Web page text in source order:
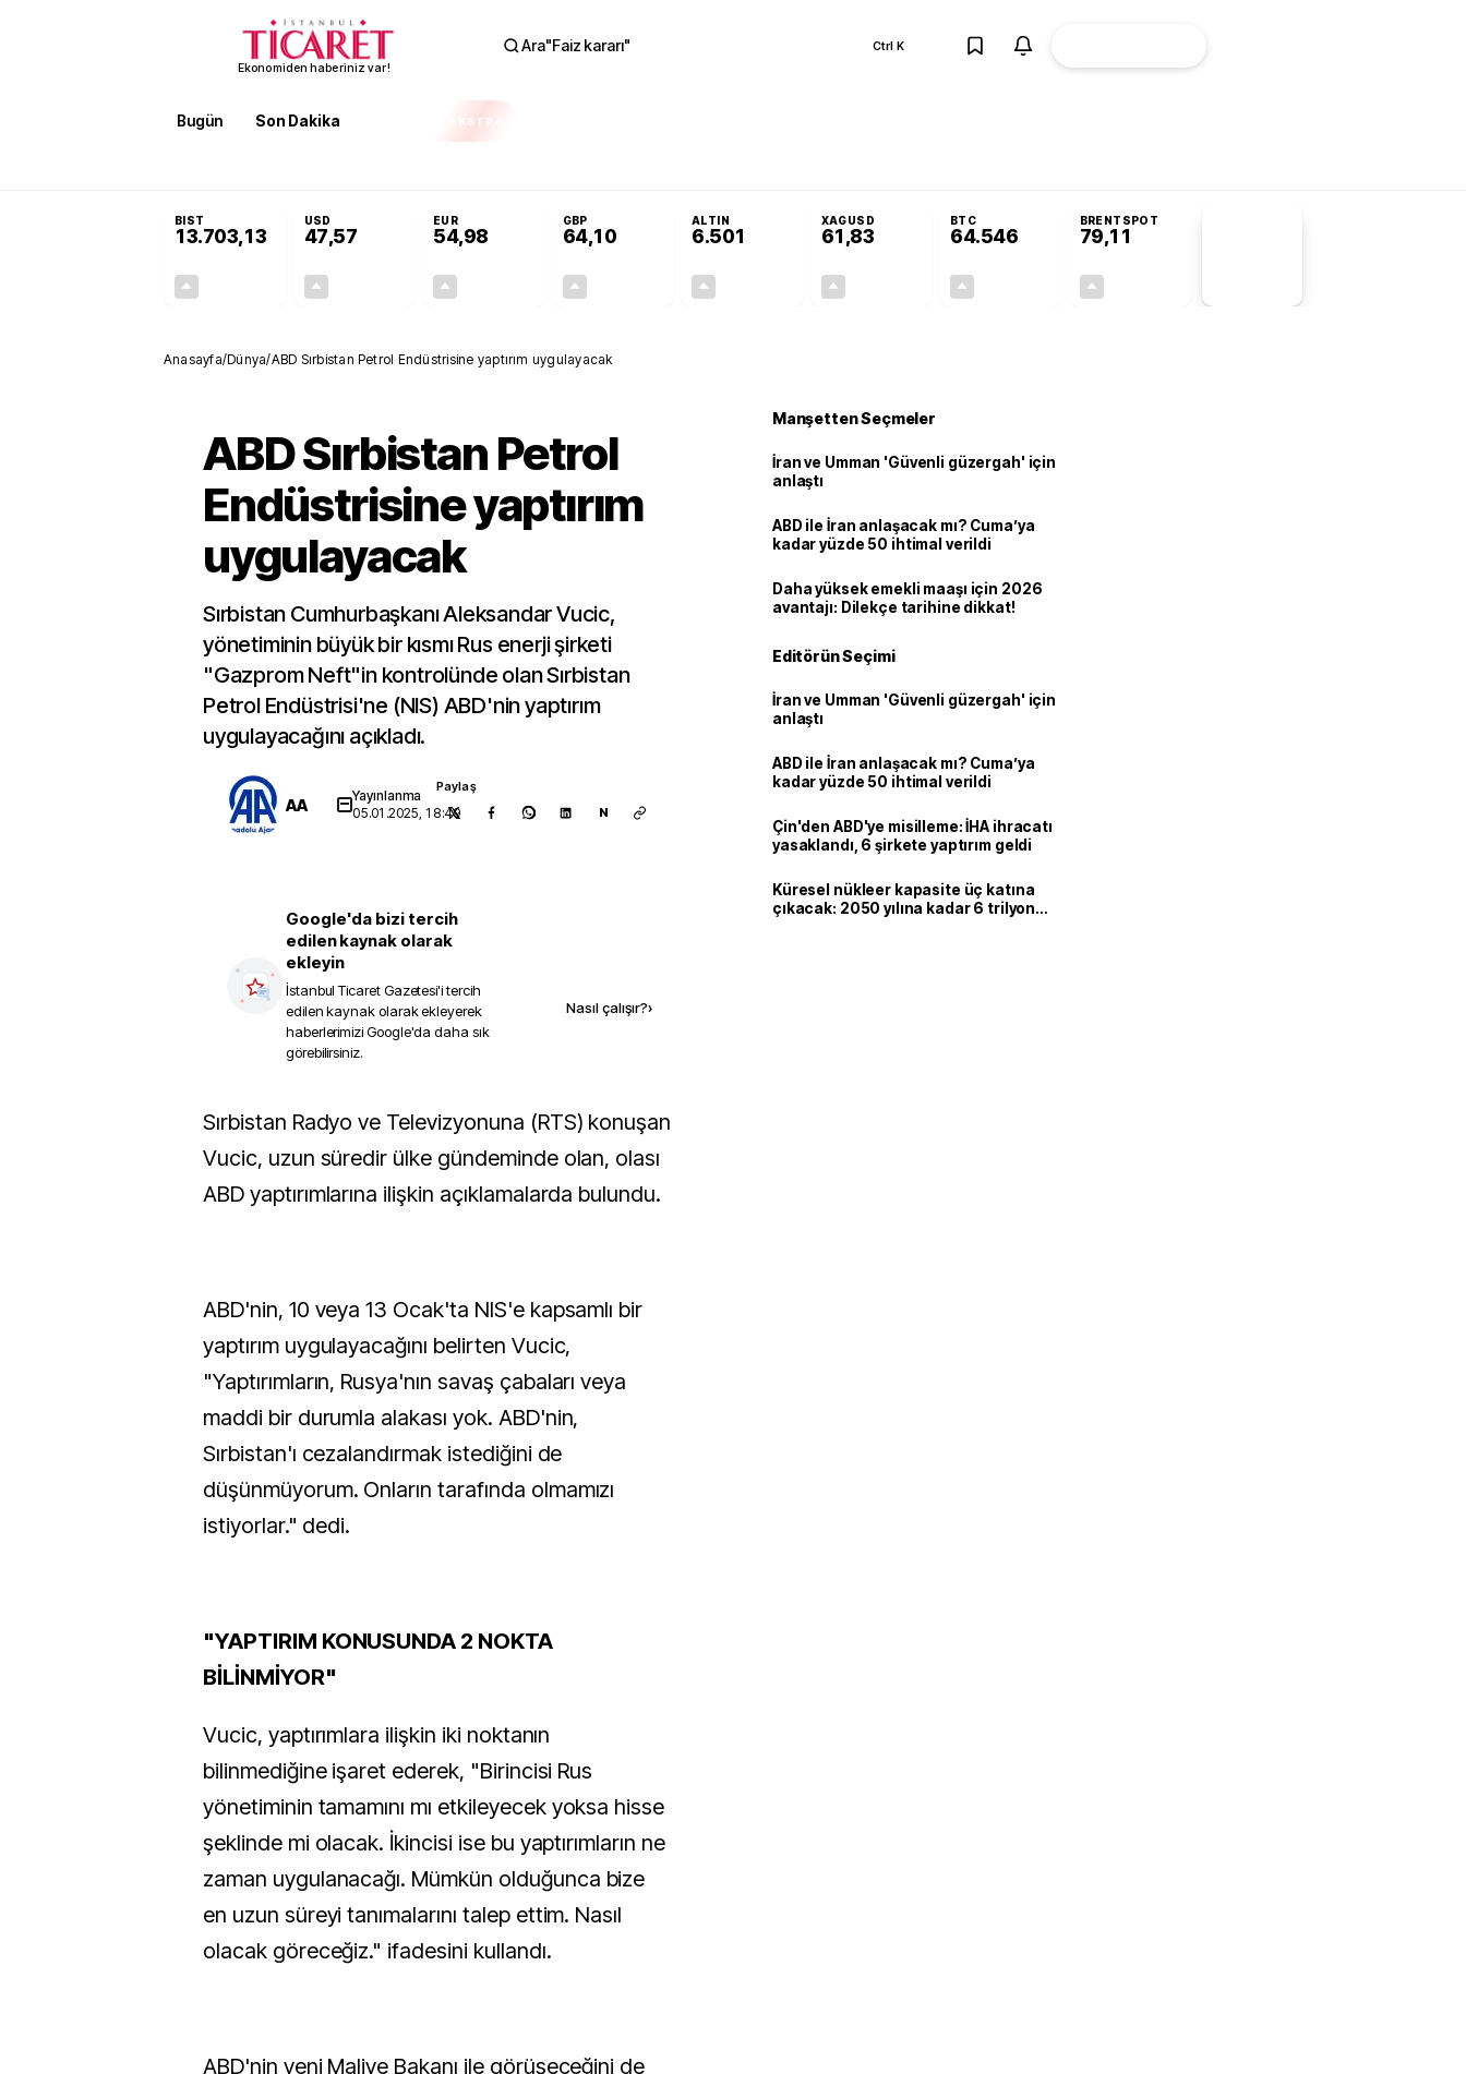
Ekonomiden haberiniz var!
Ara"Faiz kararı" Ctrl K
Bugün Son Dakika EKSTRA
BIST
13.703,13
USD
47,57
EUR
54,98
GBP
64,10
ALTIN
6.501
XAGUSD
61,83
BTC
64.546
BRENTSPOT
79,11
Anasayfa/Dünya/ABD Sırbistan Petrol Endüstrisine yaptırım uygulayacak
ABD Sırbistan Petrol
Endüstrisine yaptırım
uygulayacak
Sırbistan Cumhurbaşkanı Aleksandar Vucic,
yönetiminin büyük bir kısmı Rus enerji şirketi
"Gazprom Neft"in kontrolünde olan Sırbistan
Petrol Endüstrisi'ne (NIS) ABD'nin yaptırım
uygulayacağını açıkladı.
AA
Yayınlanma
05.01.2025, 18:49
Paylaş
N
Google'da bizi tercih
edilen kaynak olarak
ekleyin
İstanbul Ticaret Gazetesi'i tercih
edilen kaynak olarak ekleyerek
haberlerimizi Google'da daha sık
görebilirsiniz.
Nasıl çalışır?›
Sırbistan Radyo ve Televizyonuna (RTS) konuşan
Vucic, uzun süredir ülke gündeminde olan, olası
ABD yaptırımlarına ilişkin açıklamalarda bulundu.
ABD'nin, 10 veya 13 Ocak'ta NIS'e kapsamlı bir
yaptırım uygulayacağını belirten Vucic,
"Yaptırımların, Rusya'nın savaş çabaları veya
maddi bir durumla alakası yok. ABD'nin,
Sırbistan'ı cezalandırmak istediğini de
düşünmüyorum. Onların tarafında olmamızı
istiyorlar." dedi.
"YAPTIRIM KONUSUNDA 2 NOKTA
BİLİNMİYOR"
Vucic, yaptırımlara ilişkin iki noktanın
bilinmediğine işaret ederek, "Birincisi Rus
yönetiminin tamamını mı etkileyecek yoksa hisse
şeklinde mi olacak. İkincisi ise bu yaptırımların ne
zaman uygulanacağı. Mümkün olduğunca bize
en uzun süreyi tanımalarını talep ettim. Nasıl
olacak göreceğiz." ifadesini kullandı.
ABD'nin yeni Maliye Bakanı ile görüşeceğini de
Manşetten Seçmeler
İran ve Umman 'Güvenli güzergah' için
anlaştı
ABD ile İran anlaşacak mı? Cuma’ya
kadar yüzde 50 ihtimal verildi
Daha yüksek emekli maaşı için 2026
avantajı: Dilekçe tarihine dikkat!
Editörün Seçimi
İran ve Umman 'Güvenli güzergah' için
anlaştı
ABD ile İran anlaşacak mı? Cuma’ya
kadar yüzde 50 ihtimal verildi
Çin'den ABD'ye misilleme: İHA ihracatı
yasaklandı, 6 şirkete yaptırım geldi
Küresel nükleer kapasite üç katına
çıkacak: 2050 yılına kadar 6 trilyon